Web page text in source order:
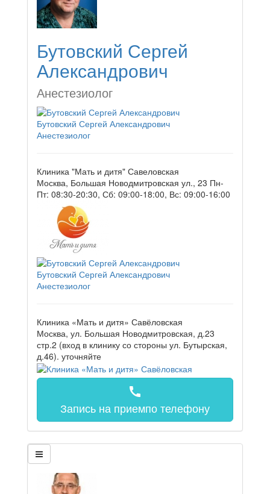
Бутовский Сергей
Александрович
Анестезиолог
Бутовский Сергей Александрович
Анестезиолог
Клиника "Мать и дитя" Савеловская
Москва, Большая Новодмитровская ул., 23 Пн-
Пт: 08:30-20:30, Сб: 09:00-18:00, Вс: 09:00-16:00
Бутовский Сергей Александрович
Анестезиолог
Клиника «Мать и дитя» Савёловская
Москва, ул. Большая Новодмитровская, д.23
стр.2 (вход в клинику со стороны ул. Бутырская,
д.46). уточняйте
call
Запись на приемпо телефону